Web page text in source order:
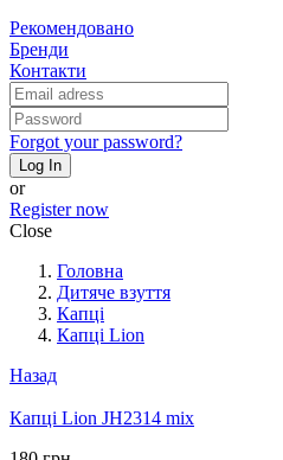
Рекомендовано
Бренди
Контакти
Forgot your password?
Log In
or
Register now
Close
Головна
Дитяче взуття
Капці
Капці Lion
Назад
Капці Lion JH2314 mix